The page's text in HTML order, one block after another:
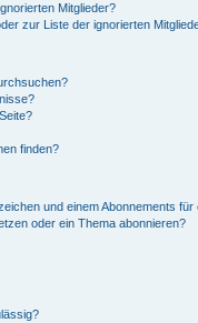
Mitglieder?
zur Liste der ignorierten
finden?
und einem Abonnements
oder ein Thema abonnieren?